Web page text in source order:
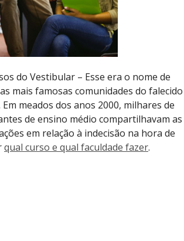
do Vestibular – Esse era o nome de
mais famosas comunidades do falecido
meados dos anos 2000, milhares de
de ensino médio compartilhavam as
em relação à indecisão na hora de
qual curso e qual faculdade fazer.